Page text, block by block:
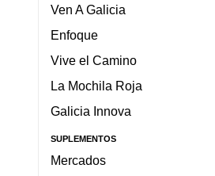
Ven A Galicia
Enfoque
Vive el Camino
La Mochila Roja
Galicia Innova
SUPLEMENTOS
Mercados